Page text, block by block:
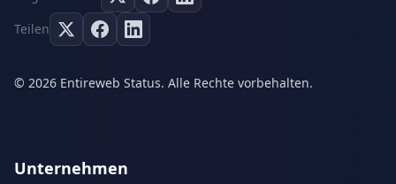
Teilen
© 2026 Entireweb Status. Alle Rechte vorbehalten.
Unternehmen